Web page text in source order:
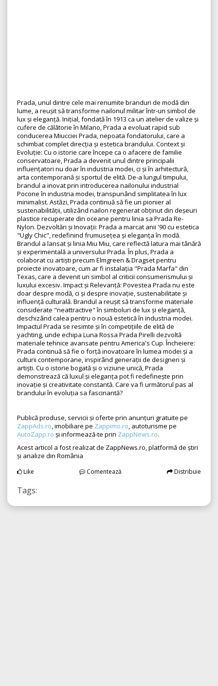
Prada, unul dintre cele mai renumite branduri de modă din
lume, a reușit să transforme nailonul militar într-un simbol de
lux și eleganță. Inițial, fondată în 1913 ca un atelier de valize și
cufere de călătorie în Milano, Prada a evoluat rapid sub
conducerea Miucciei Prada, nepoata fondatorului, care a
schimbat complet direcția și estetica brandului. Context și
Evoluție: Cu o istorie care începe ca o afacere de familie
conservatoare, Prada a devenit unul dintre principalii
influențatori nu doar în industria modei, ci și în arhitectură,
arta contemporană și sportul de elită. De-a lungul timpului,
brandul a inovat prin introducerea nailonului industrial
Pocone în industria modei, transpunând simplitatea în lux
minimalist. Astăzi, Prada continuă să fie un pionier al
sustenabilității, utilizând nailon regenerat obținut din deșeuri
plastice recuperate din oceane pentru linia sa Prada Re-
Nylon. Dezvoltări și Inovații: Prada a marcat anii '90 cu estetica
"Ugly Chic", redefinind frumusețea și eleganța în modă.
Brandul a lansat și linia Miu Miu, care reflectă latura mai tânără
și experimentală a universului Prada. În plus, Prada a
colaborat cu artiști precum Elmgreen & Dragset pentru
proiecte inovatoare, cum ar fi instalația "Prada Marfa" din
Texas, care a devenit un simbol al criticii consumerismului și
luxului excesiv. Impact și Relevanță: Povestea Prada nu este
doar despre modă, ci și despre inovație, sustenabilitate și
influență culturală. Brandul a reușit să transforme materiale
considerate "neattractive" în simboluri de lux și eleganță,
deschizând calea pentru o nouă estetică în industria modei.
Impactul Prada se resimte și în competițiile de elită de
yachting, unde echipa Luna Rossa Prada Pirelli dezvoltă
materiale tehnice avansate pentru America's Cup. Încheiere:
Prada continuă să fie o forță inovatoare în lumea modei și a
culturii contemporane, inspirând generații de designeri și
artiști. Cu o istorie bogată și o viziune unică, Prada
demonstrează că luxul și eleganța pot fi redefinește prin
inovație și creativitate constantă. Care va fi următorul pas al
brandului în evoluția sa fascinantă?
Publică produse, servicii și oferte prin anunțuri gratuite pe
ZappAds.ro, imobiliare pe Zappimo.ro, autoturisme pe
AutoZapp.ro și informează-te prin ZappNews.ro.
Acest articol a fost realizat de ZappNews.ro, platformă de știri
și analize din România
Like Comentează Distribuie
Tags: